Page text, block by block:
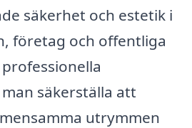
säkerhet och estetik i
företag och offentliga
säkerställa att
utrymmen